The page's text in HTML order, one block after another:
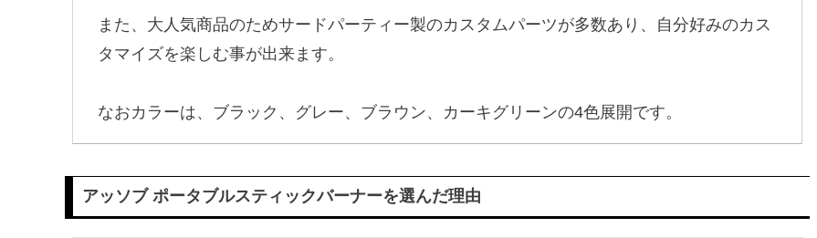
また、大人気商品のためサードパーティー製のカスタムパーツが多数あり、自分好みのカス
タマイズを楽しむ事が出来ます。
なおカラーは、ブラック、グレー、ブラウン、カーキグリーンの4色展開です。
アッソブ ポータブルスティックバーナーを選んだ理由